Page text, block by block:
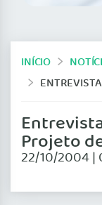
INÍCIO
ENTREVISTA – RAFAEL
Projeto
22/10/2004 |